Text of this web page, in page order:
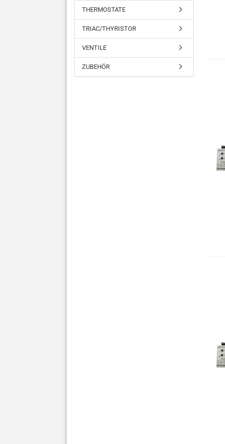
THERMOSTATE
TRIAC/THYRISTOR
VENTILE
ZUBEHÖR